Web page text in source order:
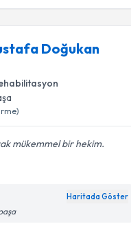
Doğukan
mükemmel bir hekim.
Haritada Göster